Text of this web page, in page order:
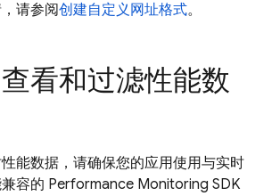
请参阅创建自定义网址格式。
看和过滤性能数
能数据，请确保您的应用使用与实时
容的 Performance Monitoring SDK